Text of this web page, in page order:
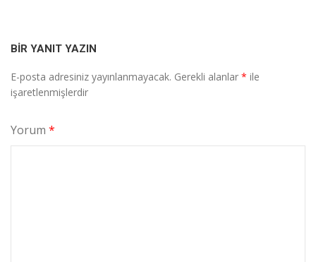
BIR YANIT YAZIN
E-posta adresiniz yayınlanmayacak. Gerekli alanlar * ile
işaretlenmişlerdir
Yorum *